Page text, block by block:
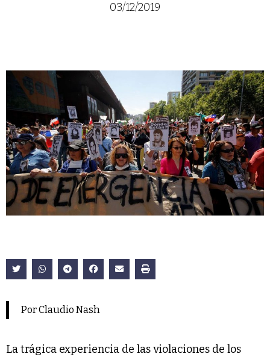
03/12/2019
Por Claudio Nash
La trágica experiencia de las violaciones de los